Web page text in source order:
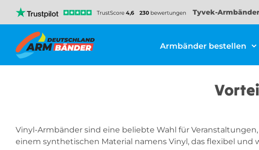
Tyvek-
Armbänder bestellen
Vinyl-Armbänder sind eine beliebte Wahl für
einem synthetischen Material namens Vinyl, das flexibel